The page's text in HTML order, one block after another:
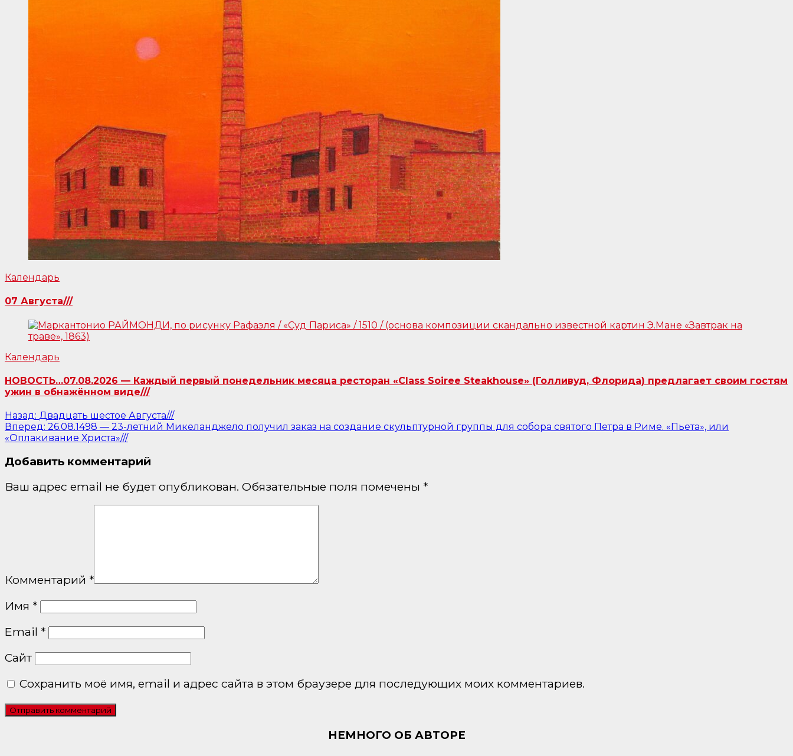
Календарь
07 Августа///
Календарь
НОВОСТЬ…07.08.2026 — Каждый первый понедельник месяца ресторан «Class Soiree Steakhouse» (Голливуд, Флорида) предлагает своим гостям
ужин в обнажённом виде///
Навигация
по
Назад: Двадцать шестое Августа///
Вперед: 26.08.1498 — 23-летний Микеланджело получил заказ на создание скульптурной группы для собора святого Петра в Риме. «Пьета», или
«Оплакивание Христа»///
Добавить комментарий
Ваш адрес email не будет опубликован. Обязательные поля помечены *
Комментарий *
Имя *
Email *
Сайт
Сохранить моё имя, email и адрес сайта в этом браузере для последующих моих комментариев.
НЕМНОГО ОБ АВТОРЕ